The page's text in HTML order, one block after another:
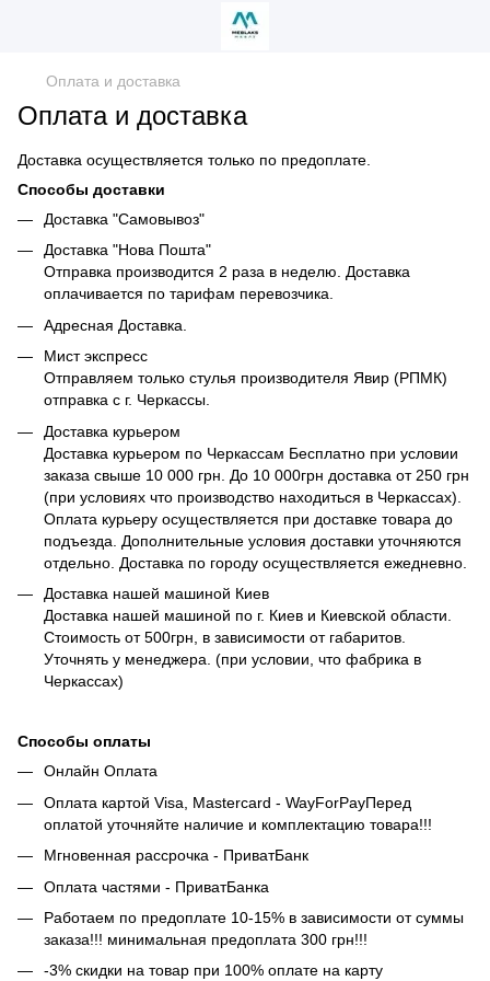
Оплата и доставка
Оплата и доставка
Доставка осуществляется только по предоплате.
Способы доставки
Доставка "Самовывоз"
Доставка "Нова Пошта"
Отправка производится 2 раза в неделю. Доставка
оплачивается по тарифам перевозчика.
Адресная Доставка.
Мист экспресс
Отправляем только стулья производителя Явир (РПМК)
отправка с г. Черкассы.
Доставка курьером
Доставка курьером по Черкассам Бесплатно при условии
заказа свыше 10 000 грн. До 10 000грн доставка от 250 грн
(при условиях что производство находиться в Черкассах).
Оплата курьеру осуществляется при доставке товара до
подъезда. Дополнительные условия доставки уточняются
отдельно. Доставка по городу осуществляется ежедневно.
Доставка нашей машиной Киев
Доставка нашей машиной по г. Киев и Киевской области.
Стоимость от 500грн, в зависимости от габаритов.
Уточнять у менеджера. (при условии, что фабрика в
Черкассах)
Способы оплаты
Онлайн Оплата
Оплата картой Visa, Mastercard - WayForPayПеред
оплатой уточняйте наличие и комплектацию товара!!!
Мгновенная рассрочка - ПриватБанк
Оплата частями - ПриватБанка
Работаем по предоплате 10-15% в зависимости от суммы
заказа!!! минимальная предоплата 300 грн!!!
-3% скидки на товар при 100% оплате на карту